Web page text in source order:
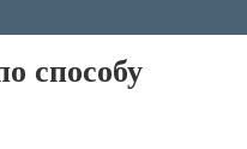
способу